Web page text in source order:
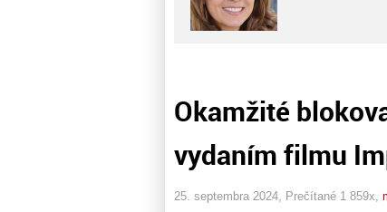
Okamžité
vydaním filmu
25. septembra 2024, Prečítané 1 859x,